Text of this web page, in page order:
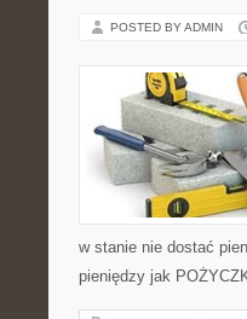
POSTED BY ADMIN
w stanie nie dostać
pieniędzy jak